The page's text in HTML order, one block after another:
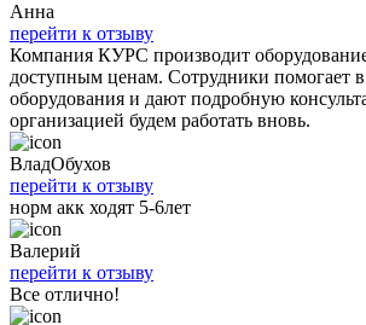
Анна
перейти к отзыву
Компания КУРС производит
доступным ценам. Сотрудники помогает
оборудования и дают подробную
организацией будем работать вновь.
ВладОбухов
перейти к отзыву
норм акк ходят 5-6лет
Валерий
перейти к отзыву
Все отлично!